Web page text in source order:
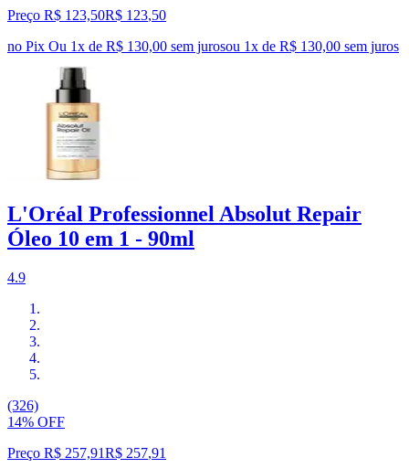
Preço R$ 123,50R$ 123,50
no Pix Ou 1x de R$ 130,00 sem jurosou 1x de R$ 130,00 sem juros
L'Oréal Professionnel Absolut Repair
Óleo 10 em 1 - 90ml
4.9
(326)
14% OFF
Preço R$ 257,91R$ 257,91